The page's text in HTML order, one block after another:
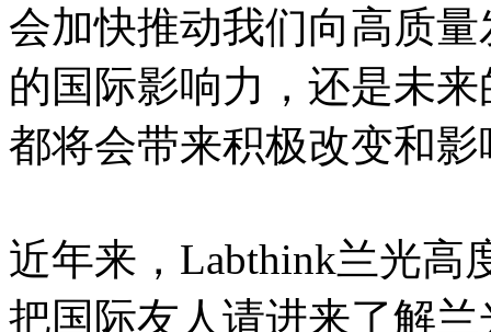
会加快推动我们向高质
的国际影响力，还是未
都将会带来积极改变和影
近年来，Labthink兰光高
把国际友人请进来了解